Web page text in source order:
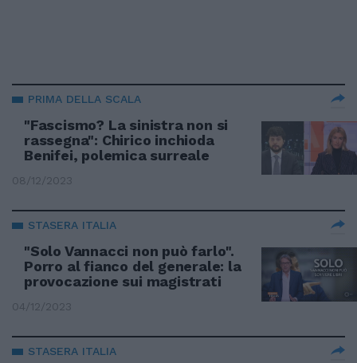
PRIMA DELLA SCALA
"Fascismo? La sinistra non si
rassegna": Chirico inchioda
Benifei, polemica surreale
08/12/2023
STASERA ITALIA
"Solo Vannacci non può farlo".
Porro al fianco del generale: la
provocazione sui magistrati
04/12/2023
STASERA ITALIA